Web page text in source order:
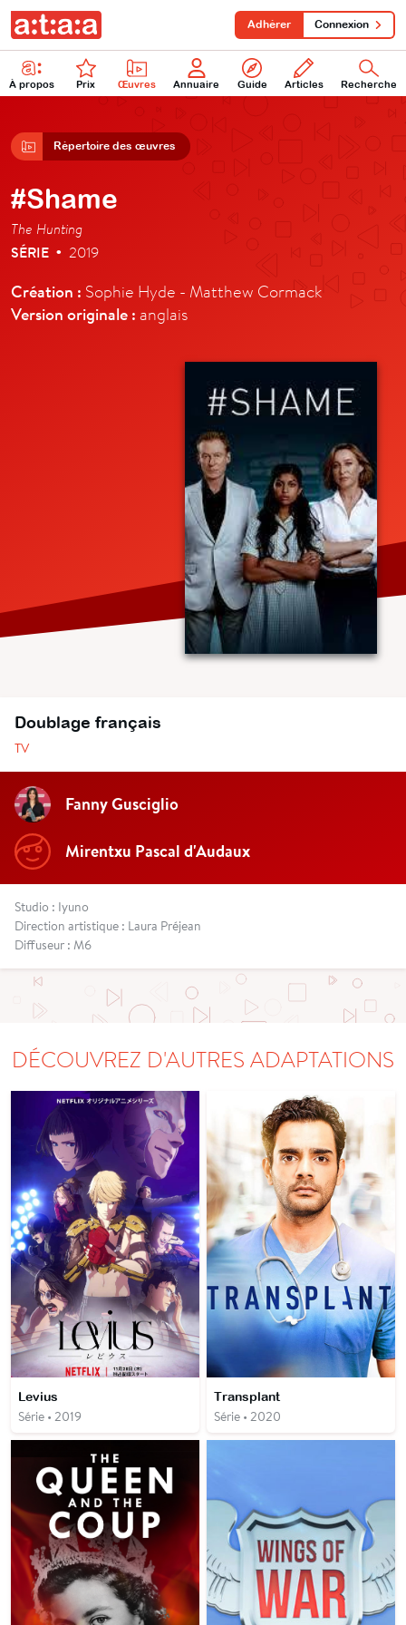
À propos Prix Œuvres Annuaire Guide Articles Recherche
Adhérer Connexion
Répertoire des œuvres
#Shame
The Hunting
SÉRIE • 2019
Création : Sophie Hyde - Matthew Cormack
Version originale : anglais
Doublage français
TV
Fanny Gusciglio
Mirentxu Pascal d'Audaux
Studio : Iyuno
Direction artistique : Laura Préjean
Diffuseur : M6
DÉCOUVREZ D'AUTRES ADAPTATIONS
Levius
Série • 2019
Transplant
Série • 2020